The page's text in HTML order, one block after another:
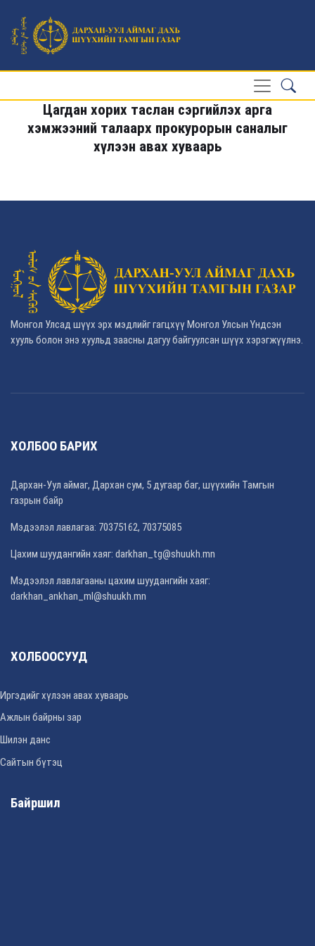
Цагдан хорих таслан сэргийлэх арга
хэмжээний талаарх прокурорын саналыг
хүлээн авах хуваарь
Монгол Улсад шүүх эрх мэдлийг гагцхүү Монгол Улсын Үндсэн
хууль болон энэ хуульд заасны дагуу байгуулсан шүүх хэрэгжүүлнэ.
ХОЛБОО БАРИХ
Дархан-Уул аймаг, Дархан сум, 5 дугаар баг, шүүхийн Тамгын
газрын байр
Мэдээлэл лавлагаа: 70375162, 70375085
Цахим шуудангийн хаяг: darkhan_tg@shuukh.mn
Мэдээлэл лавлагааны цахим шуудангийн хаяг:
darkhan_ankhan_ml@shuukh.mn
ХОЛБООСУУД
Иргэдийг хүлээн авах хуваарь
Ажлын байрны зар
Шилэн данс
Сайтын бүтэц
Байршил